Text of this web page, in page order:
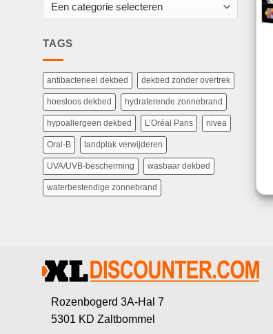
TAGS
antibacterieel dekbed dekbed zonder overtrek
hoesloos dekbed hydraterende zonnebrand
hypoallergeen dekbed L’Oréal Paris nivea
Oral-B tandplak verwijderen
UVA/UVB-bescherming wasbaar dekbed
waterbestendige zonnebrand
Rozenbogerd 3A-Hal 7
5301 KD Zaltbommel